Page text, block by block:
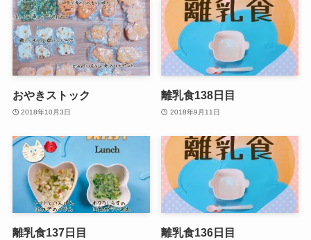
おやきストック
2018年10月3日
離乳食138日目
2018年9月11日
離乳食137日目 離乳食136日目